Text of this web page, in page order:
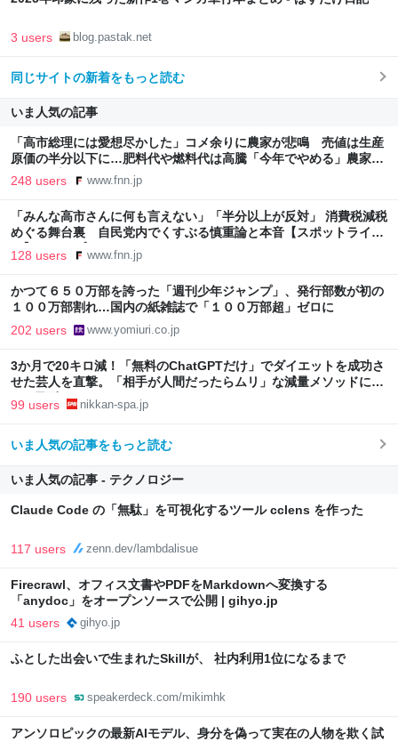
3 users blog.pastak.net
同じサイトの新着をもっと読む
いま人気の記事
「高市総理には愛想尽かした」コメ余りに農家が悲鳴 売値は生産
原価の半分以下に…肥料代や燃料代は高騰「今年でやめる」農家も
｜FNNプライムオンライン
248 users www.fnn.jp
「みんな高市さんに何も言えない」「半分以上が反対」 消費税減税
めぐる舞台裏 自民党内でくすぶる慎重論と本音【スポットライ
ト】｜FNNプライムオンライン
128 users www.fnn.jp
かつて６５０万部を誇った「週刊少年ジャンプ」、発行部数が初の
１００万部割れ…国内の紙雑誌で「１００万部超」ゼロに
202 users www.yomiuri.co.jp
3か月で20キロ減！「無料のChatGPTだけ」でダイエットを成功さ
せた芸人を直撃。「相手が人間だったらムリ」な減量メソッドに驚
き | 日刊SPA!
99 users nikkan-spa.jp
いま人気の記事をもっと読む
いま人気の記事 - テクノロジー
Claude Code の「無駄」を可視化するツール cclens を作った
117 users zenn.dev/lambdalisue
Firecrawl、オフィス文書やPDFをMarkdownへ変換する
「anydoc」をオープンソースで公開 | gihyo.jp
41 users gihyo.jp
ふとした出会いで生まれたSkillが、 社内利用1位になるまで
190 users speakerdeck.com/mikimhk
アンソロピックの最新AIモデル、身分を偽って実在の人物を欺く試